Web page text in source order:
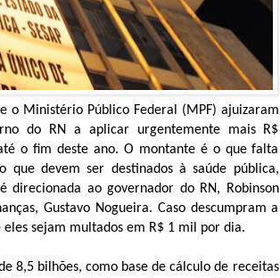
o Ministério Público Federal (MPF) ajuizaram
do RN a aplicar urgentemente mais R$
o fim deste ano. O montante é o que falta
que devem ser destinados à saúde pública,
direcionada ao governador do RN, Robinson
Gustavo Nogueira. Caso descumpram a
sejam multados em R$ 1 mil por dia.
8,5 bilhões, como base de cálculo de receitas